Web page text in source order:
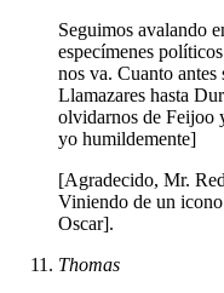
Seguimos avalando
especímenes
nos va. Cuanto antes
Llamazares hasta
olvidarnos de Feijoo
yo humildemente]
[Agradecido, Mr.
Viniendo de un icono
Oscar].
Thomas